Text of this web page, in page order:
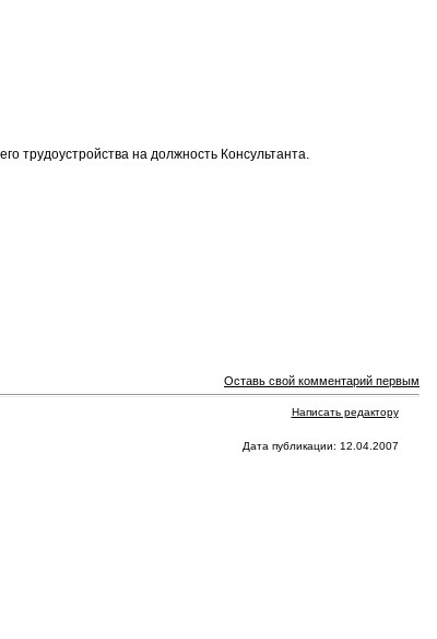
трудоустройства на должность Консультанта.
Оставь свой комментарий первым
Написать редактору
Дата публикации: 12.04.2007